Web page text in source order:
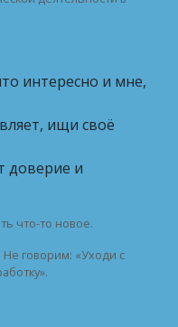
интересно и мне,
ищи своё
доверие и
что-то новое.
говорим: «Уходи с